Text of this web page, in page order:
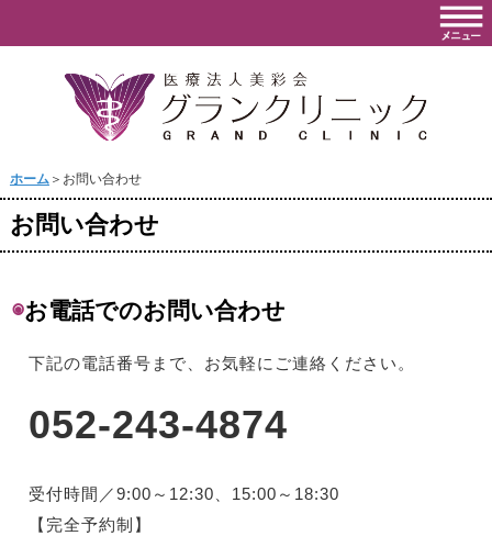
ホーム＞お問い合わせ
お問い合わせ
◉お電話でのお問い合わせ
下記の電話番号まで、お気軽にご連絡ください。
052-243-4874
受付時間／9:00～12:30、15:00～18:30
【完全予約制】